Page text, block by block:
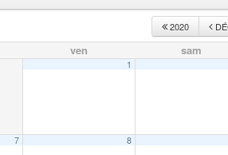
2020
ven sam
1
7 8